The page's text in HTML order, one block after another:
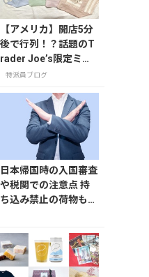
【アメリカ】開店5分
後で行列！？話題のT
rader Joe’s限定ミニ
トート発売日レポ
特派員ブログ
日本帰国時の入国審査
や税関での注意点 持
ち込み禁止の荷物も解